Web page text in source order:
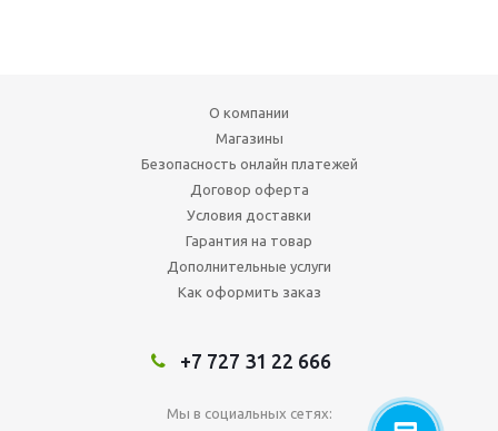
О компании
Магазины
Безопасность онлайн платежей
Договор оферта
Условия доставки
Гарантия на товар
Дополнительные услуги
Как оформить заказ
+7 727 31 22 666
Мы в социальных сетях: